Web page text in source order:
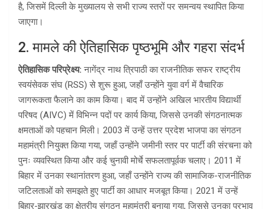
है, जिसमें दिल्ली के मुख्यालय से सभी राज्य स्तरों पर समन्वय स्थापित किया
जाएगा।
2. मामले की ऐतिहासिक पृष्ठभूमि और गहरा संदर्भ
ऐतिहासिक परिप्रेक्ष्य: नागेंद्र नाथ त्रिपाठी का राजनीतिक सफर राष्ट्रीय
स्वयंसेवक संघ (RSS) से शुरू हुआ, जहाँ उन्होंने युवा वर्ग में वैचारिक
जागरूकता फैलाने का काम किया। बाद में उन्होंने अखिल भारतीय विद्यार्थी
परिषद (AIVC) में विभिन्न पदों पर कार्य किया, जिससे उनकी संगठनात्मक
क्षमताओं को पहचान मिली। 2003 में उन्हें उत्तर प्रदेश भाजपा का संगठन
महामंत्री नियुक्त किया गया, जहाँ उन्होंने जमीनी स्तर पर पार्टी की संरचना को
पुनः व्यवस्थित किया और कई चुनावी मोर्चे सफलतापूर्वक चलाए। 2011 में
बिहार में उनका स्थानांतरण हुआ, जहाँ उन्होंने राज्य की सामाजिक-राजनीतिक
जटिलताओं को समझते हुए पार्टी का आधार मजबूत किया। 2021 में उन्हें
बिहार‑झारखंड का क्षेत्रीय संगठन महामंत्री बनाया गया, जिससे उनका प्रभाव